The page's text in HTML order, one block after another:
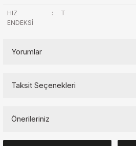
HIZ
ENDEKSİ
: T
Yorumlar
Taksit Seçenekleri
Önerileriniz